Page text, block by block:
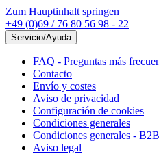
Zum Hauptinhalt springen
+49 (0)69 / 76 80 56 98 - 22
Servicio/Ayuda
FAQ - Preguntas más
Contacto
Envío y costes
Aviso de privacidad
Configuración de cookies
Condiciones generales
Condiciones generales - B2B
Aviso legal